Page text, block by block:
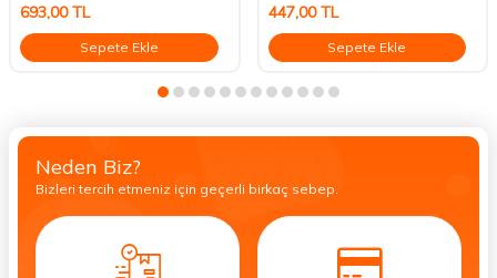
693,00TL
Sepete Ekle
447,00TL
Sepete Ekle
Neden Biz?
Bizleri tercih etmeniz için geçerli birkaç sebep.